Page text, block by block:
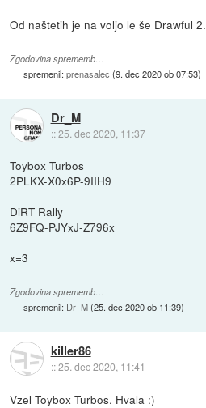
Od naštetih je na voljo le še Drawful 2.
Zgodovina sprememb…
spremenil:prenasalec (9. dec 2020 ob 07:53)
Dr_M
::25. dec 2020, 11:37
Toybox Turbos
2PLKX-X0x6P-9IIH9
DiRT Rally
6Z9FQ-PJYxJ-Z796x
x=3
Zgodovina sprememb…
spremenil: Dr_M(25. dec 2020 ob 11:39)
killer86
::25. dec 2020, 11:41
Vzel Toybox Turbos. Hvala :)